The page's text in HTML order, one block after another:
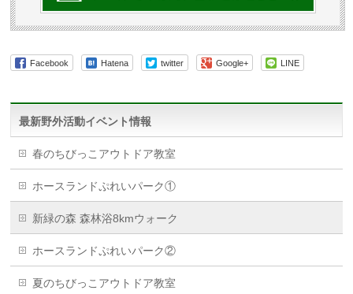
Facebook Hatena twitter Google+ LINE
最新野外活動イベント情報
春のちびっこアウトドア教室
ホースランドぷれいパーク①
新緑の森 森林浴8kmウォーク
ホースランドぷれいパーク②
夏のちびっこアウトドア教室